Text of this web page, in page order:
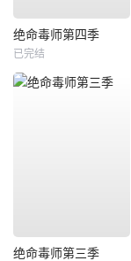
绝命毒师第四季
已完结
绝命毒师第三季